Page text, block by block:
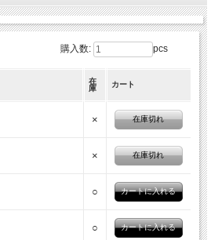
購入数: pcs
在
庫
カート
× 在庫切れ
× 在庫切れ
○
○